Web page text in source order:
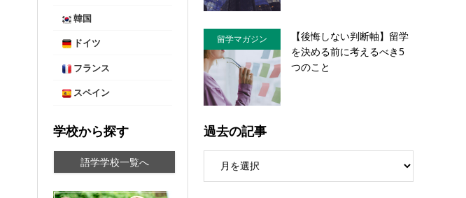
韓国
ドイツ
フランス
スペイン
学校から探す
語学学校一覧へ
留学マガジン
【後悔しない判断軸】留学
を決める前に考えるべき5
つのこと
過去の記事